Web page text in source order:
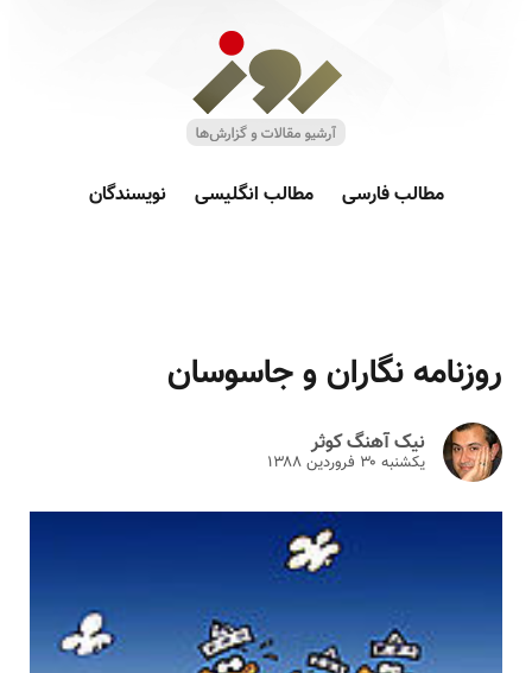
مطالب فارسی مطالب انگلیسی نویسندگان
روزنامه نگاران و جاسوسان
نیک آهنگ کوثر
یکشنبه ۳۰ فروردين ۱۳۸۸